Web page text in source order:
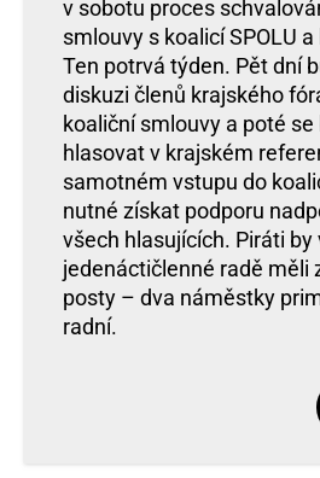
v sobotu proces
smlouvy s koalicí SPOLU
Ten potrvá týden. Pět dní
diskuzi členů krajského
koaliční smlouvy a poté
hlasovat v krajském
samotném vstupu do
nutné získat podporu
všech hlasujících. Piráti by
jedenáctičlenné radě měli
posty – dva náměstky
radní.